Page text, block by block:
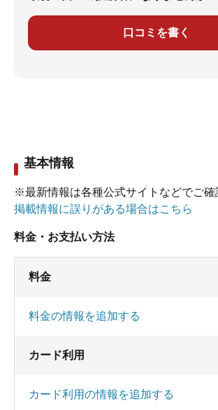
口コミを書く
基本情報
※最新情報は各種公式サイトなどでご確
掲載情報に誤りがある場合はこちら
料金・お支払い方法
料金
料金の情報を追加する
カード利用
カード利用の情報を追加する